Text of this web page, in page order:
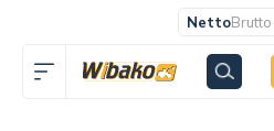
NettoBrutto